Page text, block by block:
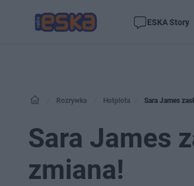
ESKA Story
Rozrywka Hotplota Sara James
Sara James
zmiana!